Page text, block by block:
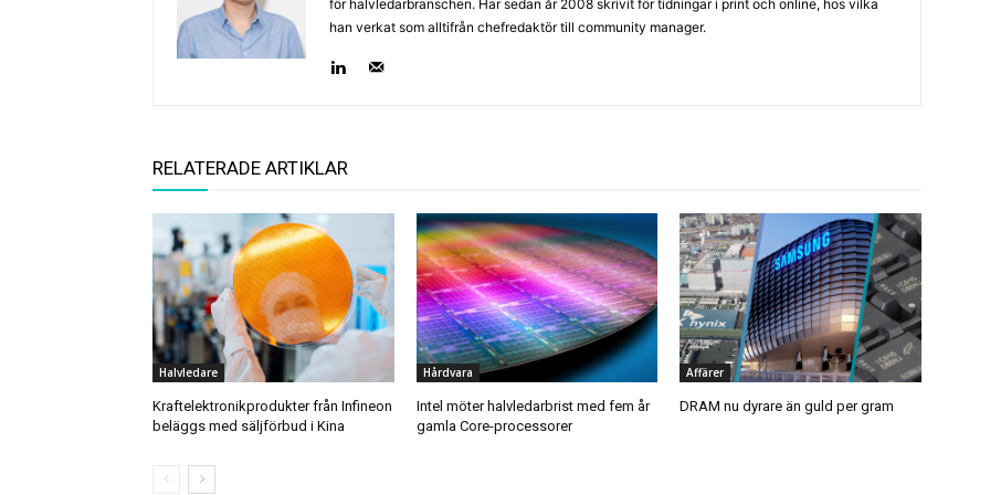
för halvledarbranschen. Har sedan år 2008 skrivit för tidningar i print och online, hos vilka
han verkat som alltifrån chefredaktör till community manager.
RELATERADE ARTIKLAR
Halvledare
Kraftelektronikprodukter från Infineon
beläggs med säljförbud i Kina
Hårdvara
Intel möter halvledarbrist med fem år
gamla Core-processorer
Affärer
DRAM nu dyrare än guld per gram